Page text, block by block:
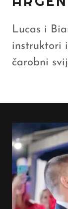
Lucas i
instruktori
čarobni